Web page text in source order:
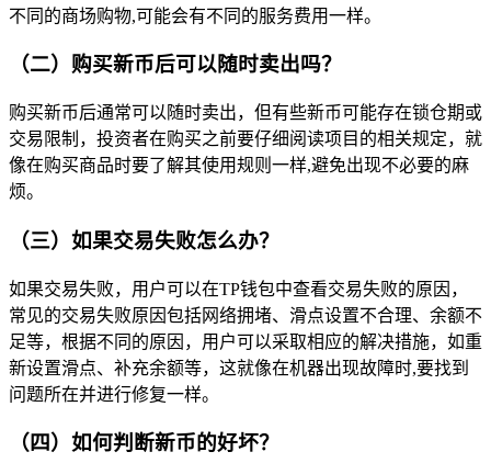
不同的商场购物,可能会有不同的服务费用一样。
（二）购买新币后可以随时卖出吗？
购买新币后通常可以随时卖出，但有些新币可能存在锁仓期或
交易限制，投资者在购买之前要仔细阅读项目的相关规定，就
像在购买商品时要了解其使用规则一样,避免出现不必要的麻
烦。
（三）如果交易失败怎么办？
如果交易失败，用户可以在TP钱包中查看交易失败的原因，
常见的交易失败原因包括网络拥堵、滑点设置不合理、余额不
足等，根据不同的原因，用户可以采取相应的解决措施，如重
新设置滑点、补充余额等，这就像在机器出现故障时,要找到
问题所在并进行修复一样。
（四）如何判断新币的好坏？